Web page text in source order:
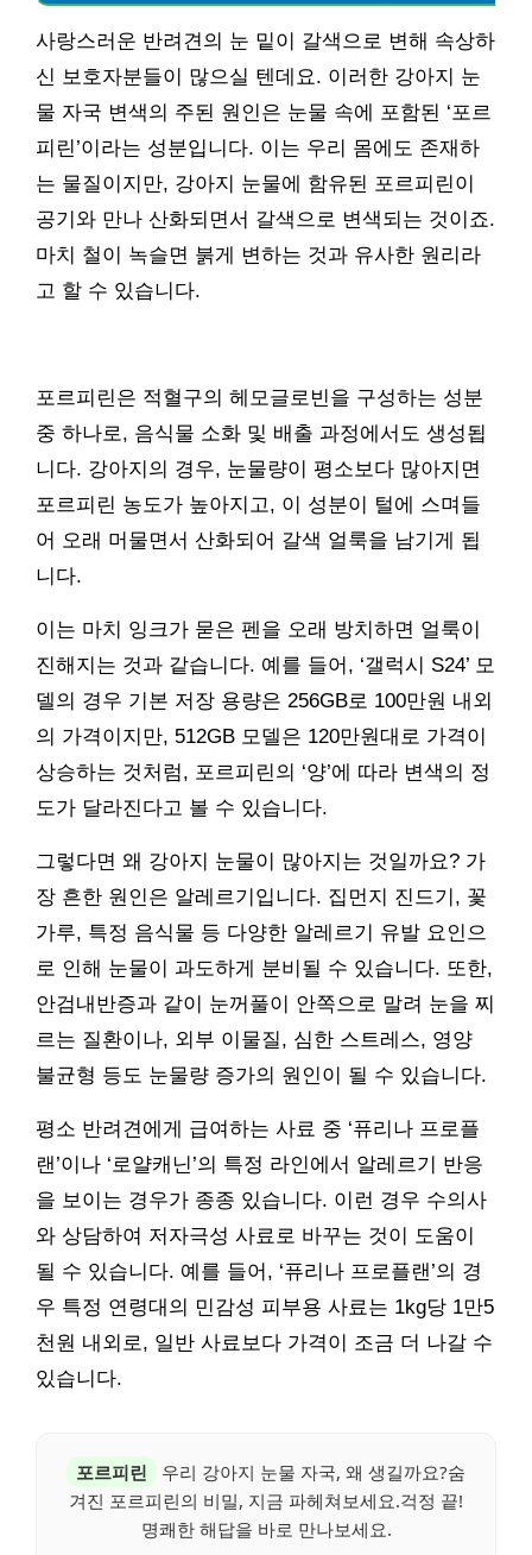
사랑스러운 반려견의 눈 밑이 갈색으로 변해 속상하
신 보호자분들이 많으실 텐데요. 이러한 강아지 눈
물 자국 변색의 주된 원인은 눈물 속에 포함된 ‘포르
피린’이라는 성분입니다. 이는 우리 몸에도 존재하
는 물질이지만, 강아지 눈물에 함유된 포르피린이
공기와 만나 산화되면서 갈색으로 변색되는 것이죠.
마치 철이 녹슬면 붉게 변하는 것과 유사한 원리라
고 할 수 있습니다.
포르피린은 적혈구의 헤모글로빈을 구성하는 성분
중 하나로, 음식물 소화 및 배출 과정에서도 생성됩
니다. 강아지의 경우, 눈물량이 평소보다 많아지면
포르피린 농도가 높아지고, 이 성분이 털에 스며들
어 오래 머물면서 산화되어 갈색 얼룩을 남기게 됩
니다.
이는 마치 잉크가 묻은 펜을 오래 방치하면 얼룩이
진해지는 것과 같습니다. 예를 들어, ‘갤럭시 S24’ 모
델의 경우 기본 저장 용량은 256GB로 100만원 내외
의 가격이지만, 512GB 모델은 120만원대로 가격이
상승하는 것처럼, 포르피린의 ‘양’에 따라 변색의 정
도가 달라진다고 볼 수 있습니다.
그렇다면 왜 강아지 눈물이 많아지는 것일까요? 가
장 흔한 원인은 알레르기입니다. 집먼지 진드기, 꽃
가루, 특정 음식물 등 다양한 알레르기 유발 요인으
로 인해 눈물이 과도하게 분비될 수 있습니다. 또한,
안검내반증과 같이 눈꺼풀이 안쪽으로 말려 눈을 찌
르는 질환이나, 외부 이물질, 심한 스트레스, 영양
불균형 등도 눈물량 증가의 원인이 될 수 있습니다.
평소 반려견에게 급여하는 사료 중 ‘퓨리나 프로플
랜’이나 ‘로얄캐닌’의 특정 라인에서 알레르기 반응
을 보이는 경우가 종종 있습니다. 이런 경우 수의사
와 상담하여 저자극성 사료로 바꾸는 것이 도움이
될 수 있습니다. 예를 들어, ‘퓨리나 프로플랜’의 경
우 특정 연령대의 민감성 피부용 사료는 1kg당 1만5
천원 내외로, 일반 사료보다 가격이 조금 더 나갈 수
있습니다.
포르피린
우리 강아지 눈물 자국, 왜 생길까요?숨
겨진 포르피린의 비밀, 지금 파헤쳐보세요.걱정 끝!
명쾌한 해답을 바로 만나보세요.